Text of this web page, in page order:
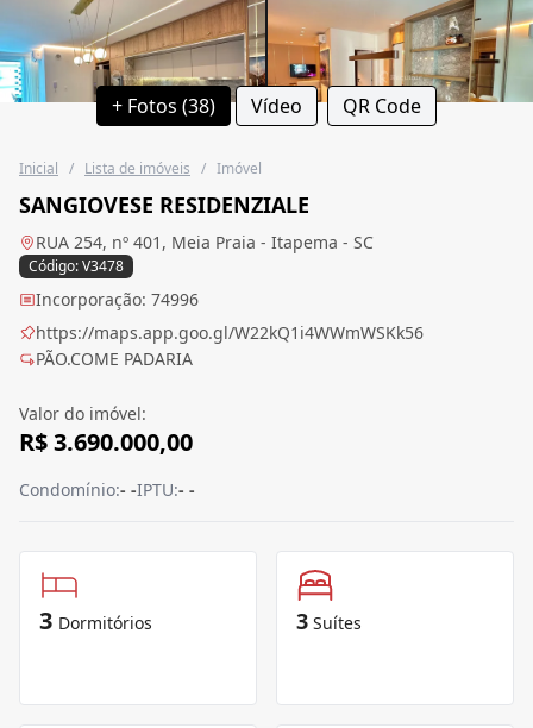
+ Fotos (38) Vídeo QR Code
Inicial / Lista de imóveis / Imóvel
SANGIOVESE RESIDENZIALE
RUA 254, nº 401, Meia Praia - Itapema - SC
Código: V3478
Incorporação: 74996
https://maps.app.goo.gl/W22kQ1i4WWmWSKk56
PÃO.COME PADARIA
Valor do imóvel:
R$ 3.690.000,00
Condomínio:- -IPTU:- -
3 Dormitórios 3 Suítes